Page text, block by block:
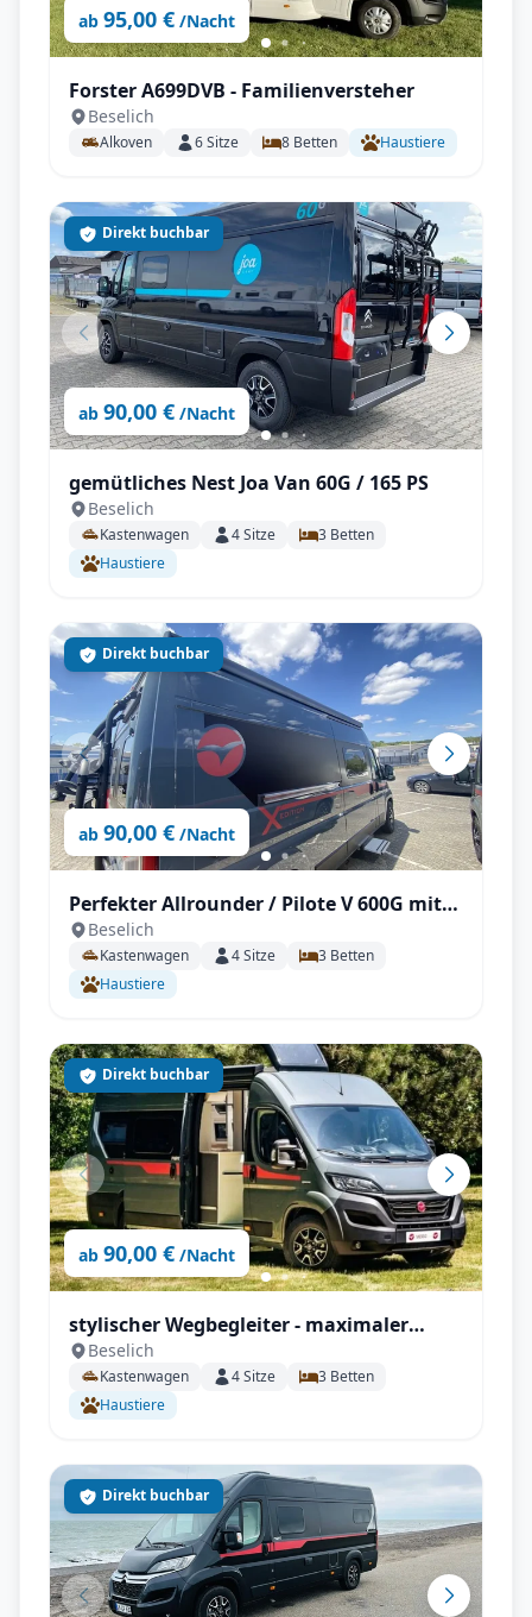
ab 95,00 € /Nacht
Forster A699DVB - Familienversteher
Beselich
Alkoven 6Sitze 8 Betten Haustiere
ab 90,00 € /Nacht
Direkt buchbar
gemütliches Nest Joa Van 60G / 165 PS
Beselich
Kastenwagen 4Sitze 3 Betten
Haustiere
ab 90,00 € /Nacht
Direkt buchbar
Perfekter Allrounder / Pilote V 600G mit
Solar unter 6m!
Beselich
Kastenwagen 4Sitze 3 Betten
Haustiere
ab 90,00 € /Nacht
Direkt buchbar
stylischer Wegbegleiter - maximaler
Komfort - Pilote V 630 J X-Edition
Beselich
Kastenwagen 4Sitze 3 Betten
Haustiere
Direkt buchbar